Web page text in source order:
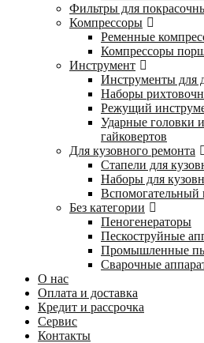
Фильтры для
Компрессоры
Ременные
Компрессоры
Инструмент
Инструменты для
Наборы
Режущий
Ударные головки
гайковертов
Для кузовного ремонта
Стапели для
Наборы для
Вспомогательный
Без категории
Пеногенераторы
Пескоструйные
Промышленные
Сварочные
О нас
Оплата и доставка
Кредит и рассрочка
Сервис
Контакты